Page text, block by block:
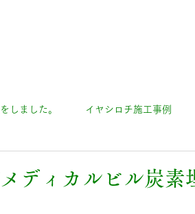
しました。 イヤシロチ施工事例
ディカルビル炭素